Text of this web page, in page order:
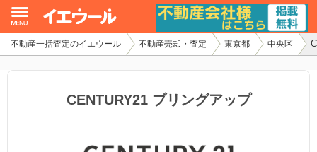
不動産一括査定のイエウール 不動産売却・査定 東京都 中央区
CENTURY21 ブリングアップ
イエウール加盟希望の不動産会社様